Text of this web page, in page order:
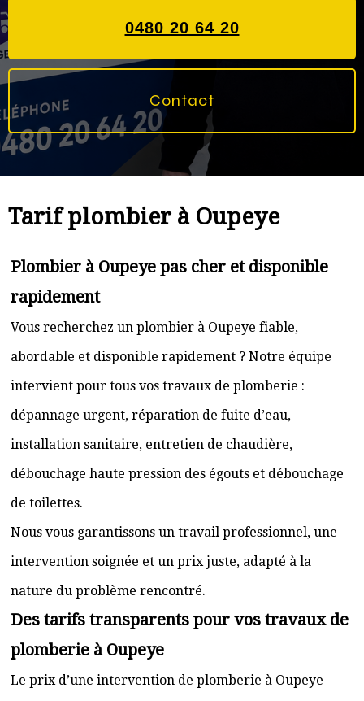
0480 20 64 20
Contact
Tarif plombier à Oupeye
Plombier à Oupeye pas cher et disponible
rapidement
Vous recherchez un plombier à Oupeye fiable,
abordable et disponible rapidement ? Notre équipe
intervient pour tous vos travaux de plomberie :
dépannage urgent, réparation de fuite d’eau,
installation sanitaire, entretien de chaudière,
débouchage haute pression des égouts et débouchage
de toilettes.
Nous vous garantissons un travail professionnel, une
intervention soignée et un prix juste, adapté à la
nature du problème rencontré.
Des tarifs transparents pour vos travaux de
plomberie à Oupeye
Le prix d’une intervention de plomberie à Oupeye